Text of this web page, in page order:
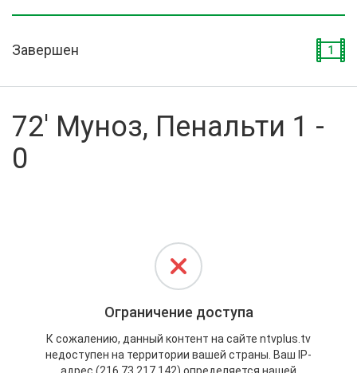
О сайте
Активировать промокод
Завершен 1
72' Муноз, Пенальти 1 -
0